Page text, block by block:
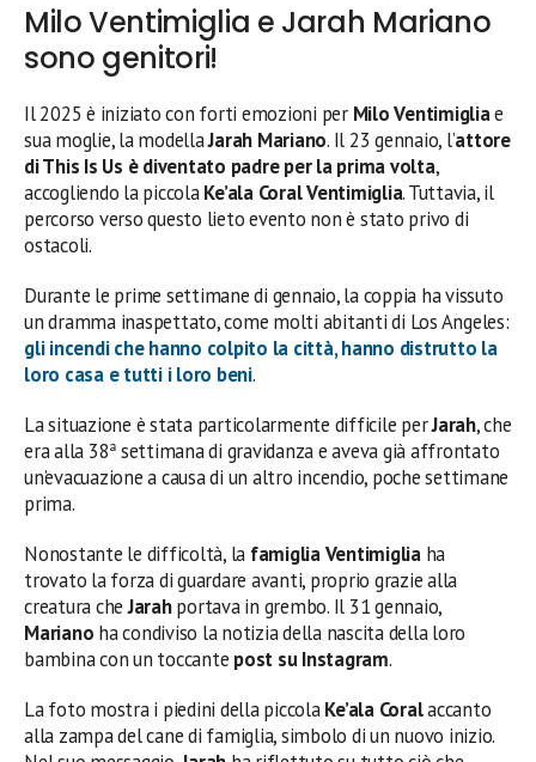
Milo Ventimiglia e Jarah Mariano
sono genitori!
Il 2025 è iniziato con forti emozioni perMilo Ventimigliae
sua moglie, la modellaJarah Mariano. Il 23 gennaio, l’attore
di This Is Us è diventato padre per la prima volta,
accogliendo la piccolaKe’ala Coral Ventimiglia. Tuttavia, il
percorso verso questo lieto evento non è stato privo di
ostacoli.
Durante le prime settimane di gennaio, la coppia ha vissuto
un dramma inaspettato, come molti abitanti di Los Angeles:
gli incendi che hanno colpito la città, hanno distrutto la
loro casa e tutti i loro beni.
La situazione è stata particolarmente difficile perJarah, che
era alla 38ª settimana di gravidanza e aveva già affrontato
un’evacuazione a causa di un altro incendio, poche settimane
prima.
Nonostante le difficoltà, la famiglia Ventimigliaha
trovato la forza di guardare avanti, proprio grazie alla
creatura cheJarahportava in grembo. Il 31 gennaio,
Mariano ha condiviso la notizia della nascita della loro
bambina con un toccante post su Instagram.
La foto mostra i piedini della piccolaKe’ala Coralaccanto
alla zampa del cane di famiglia, simbolo di un nuovo inizio.